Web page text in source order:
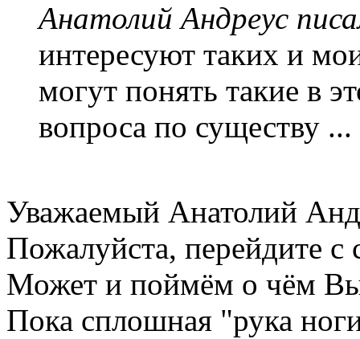
Анатолий Андреус
интересуют таких и
могут понять такие в
вопроса по существу ...
Уважаемый Анатолий
Пожалуйста, перейдите с
Может и поймём о чём
Пока сплошная "рука